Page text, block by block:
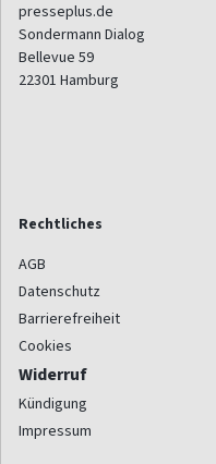
presseplus.de
Sondermann Dialog
Bellevue 59
22301 Hamburg
Rechtliches
AGB
Datenschutz
Barrierefreiheit
Cookies
Widerruf
Kündigung
Impressum